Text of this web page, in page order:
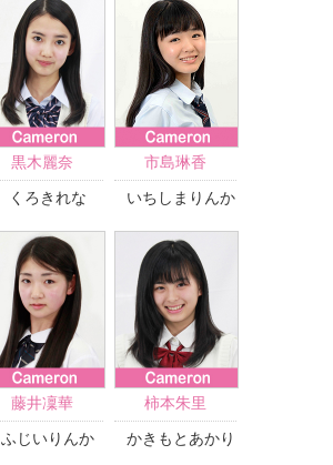
黒木麗奈
くろきれな
市島琳香
いちしまりんか
藤井凜華
ふじいりんか
柿本朱里
かきもとあかり